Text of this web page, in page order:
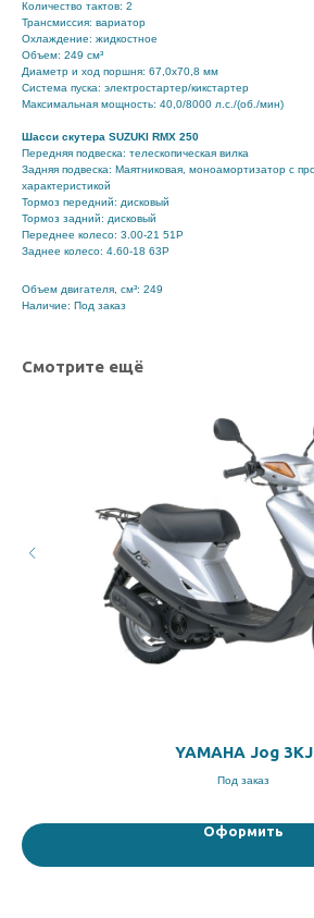
Количество тактов: 2
Трансмиссия: вариатор
Охлаждение: жидкостное
Объем: 249 см³
Диаметр и ход поршня: 67,0х70,8 мм
Система пуска: электростартер/кикстартер
Максимальная мощность: 40,0/8000 л.с./(об./мин)
Шасси скутера SUZUKI RMX 250
Передняя подвеска: телескопическая вилка
Задняя подвеска: Маятниковая, моноамортизатор с
характеристикой
Тормоз передний: дисковый
Тормоз задний: дисковый
Переднее колесо: 3.00-21 51P
Заднее колесо: 4.60-18 63P
Объем двигателя, см³: 249
Наличие: Под заказ
Смотрите ещё
YAMAHA Jog 3KJ
Под заказ
Оформить